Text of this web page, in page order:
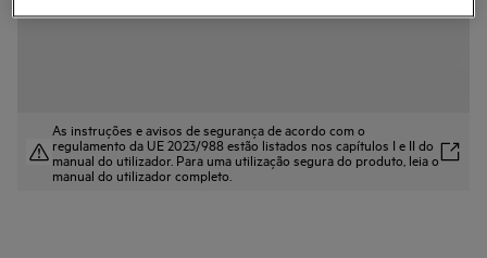
As instruções e avisos de segurança de acordo com o
regulamento da UE 2023/988 estão listados nos capítulos I e II do
manual do utilizador. Para uma utilização segura do produto, leia o
manual do utilizador completo.